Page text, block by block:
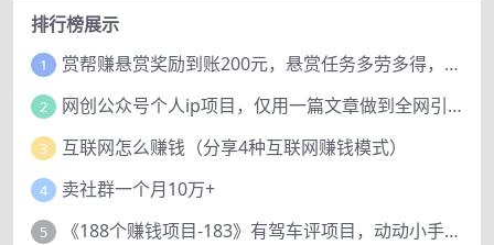
排行榜展示
1 赏帮赚悬赏奖励到账200元，悬赏任务多劳多得，人人可做。
2 网创公众号个人ip项目，仅用一篇文章做到全网引流！
3 互联网怎么赚钱（分享4种互联网赚钱模式）
4 卖社群一个月10万+
5 《188个赚钱项目-183》有驾车评项目，动动小手，复制粘贴赚44元！